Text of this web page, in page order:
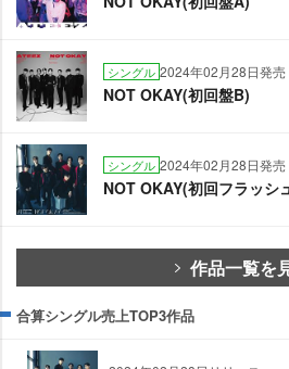
シングル 2024年02月28日発売
NOT OKAY(初回盤B)
シングル 2024年02月28日発売
NOT OKAY(初回フラッシ
作品一覧を
合算シングル売上TOP3作品